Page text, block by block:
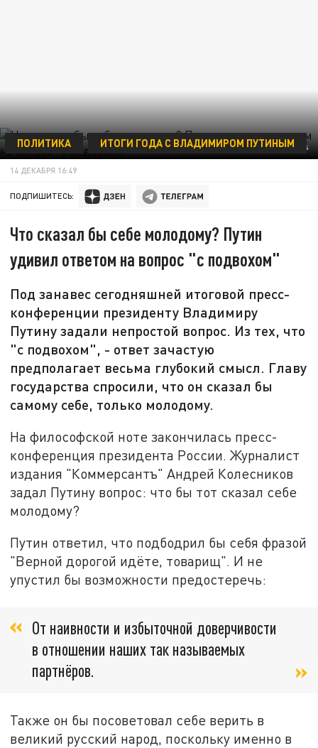
KREMLIN POOL/VIA GLOBAL LOOK PRESS/GLOBALLOOKPRESS
ПОЛИТИКА ИТОГИ ГОДА С ВЛАДИМИРОМ ПУТИНЫМ
14 ДЕКАБРЯ 16:49
ПОДПИШИТЕСЬ:
Что сказал бы себе молодому? Путин
удивил ответом на вопрос "с подвохом"
Под занавес сегодняшней итоговой пресс-
конференции президенту Владимиру
Путину задали непростой вопрос. Из тех, что
"с подвохом", - ответ зачастую
предполагает весьма глубокий смысл. Главу
государства спросили, что он сказал бы
самому себе, только молодому.
На философской ноте закончилась пресс-
конференция президента России. Журналист
издания "Коммерсантъ" Андрей Колесников
задал Путину вопрос: что бы тот сказал себе
молодому?
Путин ответил, что подбодрил бы себя фразой
"Верной дорогой идёте, товарищ". И не
упустил бы возможности предостеречь:
От наивности и избыточной доверчивости
в отношении наших так называемых
партнёров.
Также он бы посоветовал себе верить в
великий русский народ, поскольку именно в